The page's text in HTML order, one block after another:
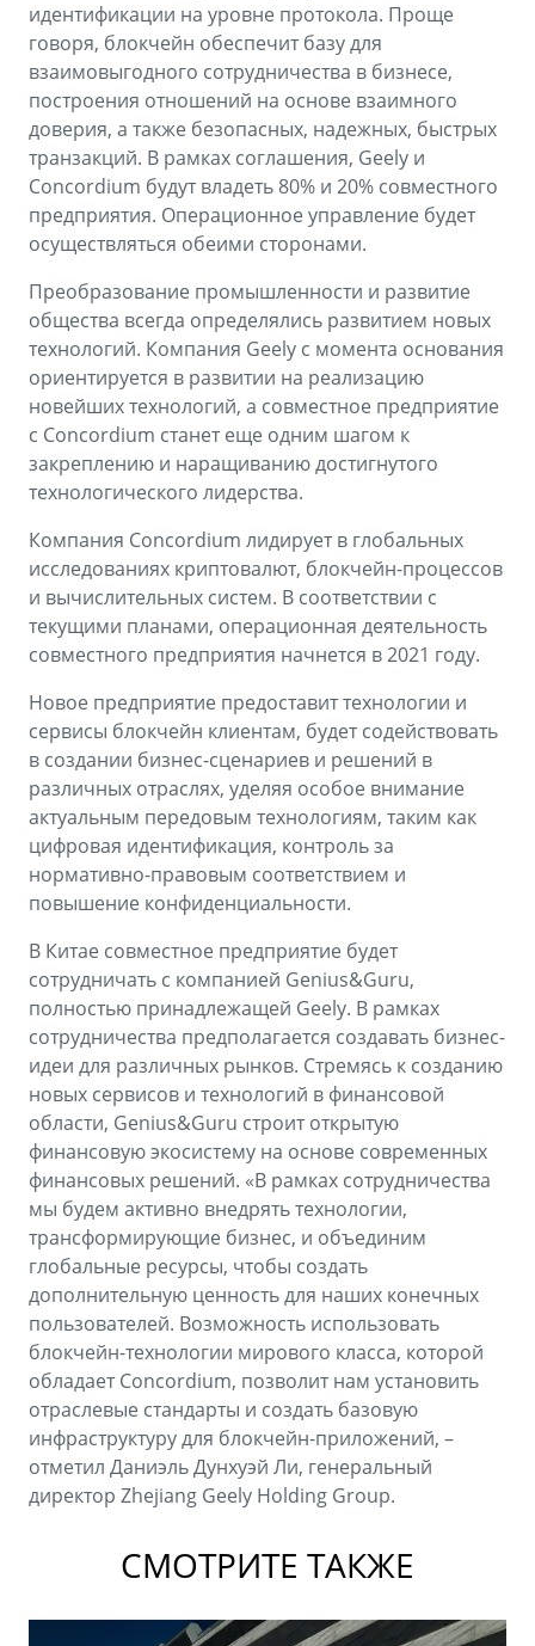
идентификации на уровне протокола. Проще
говоря, блокчейн обеспечит базу для
взаимовыгодного сотрудничества в бизнесе,
построения отношений на основе взаимного
доверия, а также безопасных, надежных, быстрых
транзакций. В рамках соглашения, Geely и
Concordium будут владеть 80% и 20% совместного
предприятия. Операционное управление будет
осуществляться обеими сторонами.
Преобразование промышленности и развитие
общества всегда определялись развитием новых
технологий. Компания Geely с момента основания
ориентируется в развитии на реализацию
новейших технологий, а совместное предприятие
с Concordium станет еще одним шагом к
закреплению и наращиванию достигнутого
технологического лидерства.
Компания Concordium лидирует в глобальных
исследованиях криптовалют, блокчейн-процессов
и вычислительных систем. В соответствии с
текущими планами, операционная деятельность
совместного предприятия начнется в 2021 году.
Новое предприятие предоставит технологии и
сервисы блокчейн клиентам, будет содействовать
в создании бизнес-сценариев и решений в
различных отраслях, уделяя особое внимание
актуальным передовым технологиям, таким как
цифровая идентификация, контроль за
нормативно-правовым соответствием и
повышение конфиденциальности.
В Китае совместное предприятие будет
сотрудничать с компанией Genius&Guru,
полностью принадлежащей Geely. В рамках
сотрудничества предполагается создавать бизнес-
идеи для различных рынков. Стремясь к созданию
новых сервисов и технологий в финансовой
области, Genius&Guru строит открытую
финансовую экосистему на основе современных
финансовых решений. «В рамках сотрудничества
мы будем активно внедрять технологии,
трансформирующие бизнес, и объединим
глобальные ресурсы, чтобы создать
дополнительную ценность для наших конечных
пользователей. Возможность использовать
блокчейн-технологии мирового класса, которой
обладает Concordium, позволит нам установить
отраслевые стандарты и создать базовую
инфраструктуру для блокчейн-приложений, –
отметил Даниэль Дунхуэй Ли, генеральный
директор Zhejiang Geely Holding Group.
СМОТРИТЕ ТАКЖЕ